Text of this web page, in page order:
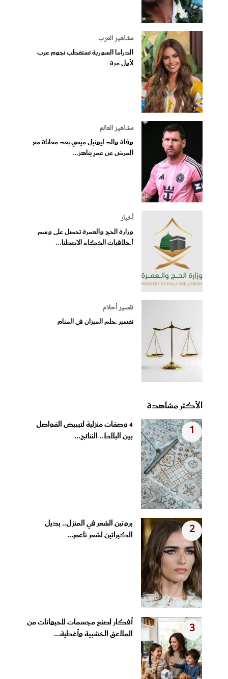
مشاهير العرب
الدراما السورية تستقطب نجوم عرب
لأول مرة
مشاهير العالم
وفاة والد ليونيل ميسي بعد معاناة مع
المرض عن عمرٍ يناهز...
أخبار
وزارة الحج والعمرة تحصل على وسم
أخلاقيات الذكاء الاصطنا...
تفسير أحلام
تفسير حلم الميزان في المنام
الأكثر مشاهدة
1
4 وصفات منزلية لتبييض الفواصل
بين البلاط.. النتائج...
2
بروتين الشعر في المنزل.. بديل
الكيراتين لشعر ناعم...
3
أفكار لصنع مجسمات للحيوانات من
الملاعق الخشبية وأغطية...